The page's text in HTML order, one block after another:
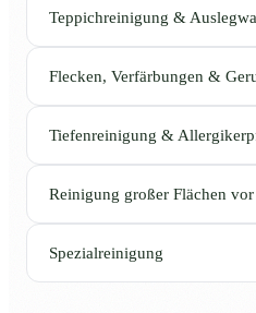
Teppichreinigung &
Flecken, Verfärbungen &
Tiefenreinigung &
Reinigung großer Flächen
Spezialreinigung